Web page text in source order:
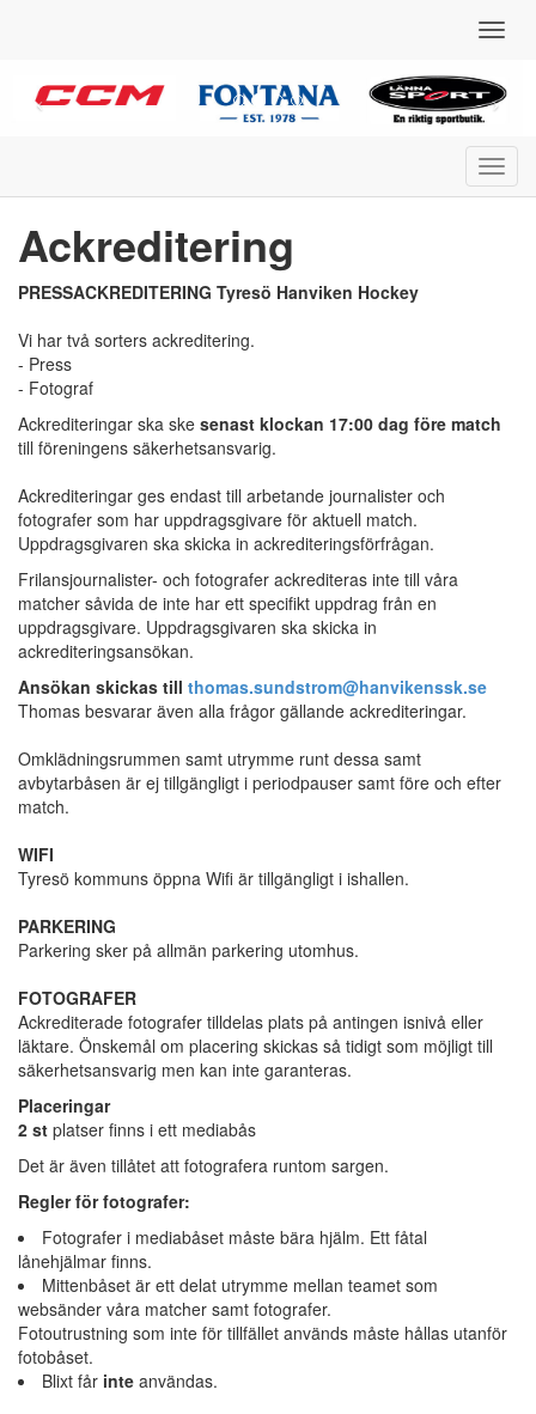
Ackreditering
PRESSACKREDITERING Tyresö Hanviken Hockey
Vi har två sorters ackreditering.
- Press
- Fotograf
Ackrediteringar ska ske senast klockan 17:00 dag före match
till föreningens säkerhetsansvarig.
Ackrediteringar ges endast till arbetande journalister och
fotografer som har uppdragsgivare för aktuell match.
Uppdragsgivaren ska skicka in ackrediteringsförfrågan.
Frilansjournalister- och fotografer ackrediteras inte till våra
matcher såvida de inte har ett specifikt uppdrag från en
uppdragsgivare. Uppdragsgivaren ska skicka in
ackrediteringsansökan.
Ansökan skickas till thomas.sundstrom@hanvikenssk.se
Thomas besvarar även alla frågor gällande ackrediteringar.
Omklädningsrummen samt utrymme runt dessa samt
avbytarbåsen är ej tillgängligt i periodpauser samt före och efter
match.
WIFI
Tyresö kommuns öppna Wifi är tillgängligt i ishallen.
PARKERING
Parkering sker på allmän parkering utomhus.
FOTOGRAFER
Ackrediterade fotografer tilldelas plats på antingen isnivå eller
läktare. Önskemål om placering skickas så tidigt som möjligt till
säkerhetsansvarig men kan inte garanteras.
Placeringar
2 st platser finns i ett mediabås
Det är även tillåtet att fotografera runtom sargen.
Regler för fotografer:
Fotografer i mediabåset måste bära hjälm. Ett fåtal
lånehjälmar finns.
Mittenbåset är ett delat utrymme mellan teamet som
websänder våra matcher samt fotografer.
Fotoutrustning som inte för tillfället används måste hållas utanför
fotobåset.
Blixt får inte användas.